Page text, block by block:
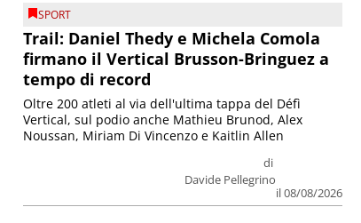
SPORT
Trail: Daniel Thedy e Michela Comola
firmano il Vertical Brusson-Bringuez a
tempo di record
di
Davide Pellegrino
il 08/08/2026
Oltre 200 atleti al via dell'ultima tappa del Défì
Vertical, sul podio anche Mathieu Brunod, Alex
Noussan, Miriam Di Vincenzo e Kaitlin Allen